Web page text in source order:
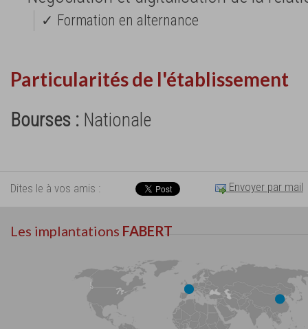
✓ Formation en alternance
Particularités de l'établissement
Bourses : Nationale
Dites le à vos amis : Envoyer par mail
Les implantations FABERT